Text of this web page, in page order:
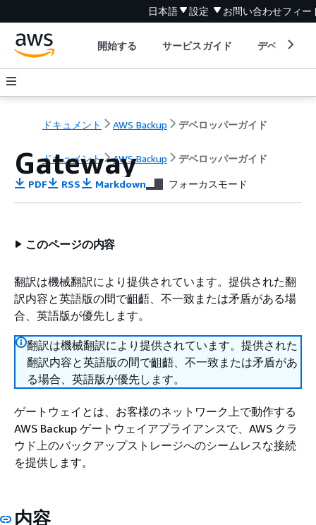
日本語 設定 お問い合わせフィー
開始する サービスガイド デベロッパ
ドキュメント AWS Backup デベロッパーガイド
ドキュメント AWS Backup デベロッパーガイド
Gateway
PDF RSS Markdown フォーカスモード
このページの内容
翻訳は機械翻訳により提供されています。提供された翻
訳内容と英語版の間で齟齬、不一致または矛盾がある場
合、英語版が優先します。
翻訳は機械翻訳により提供されています。提供された
翻訳内容と英語版の間で齟齬、不一致または矛盾があ
る場合、英語版が優先します。
ゲートウェイとは、お客様のネットワーク上で動作する
AWS Backup ゲートウェイアプライアンスで、AWS クラ
ウド上のバックアップストレージへのシームレスな接続
を提供します。
内容